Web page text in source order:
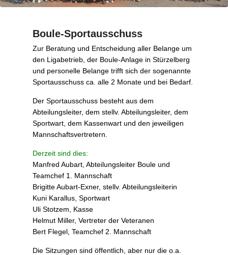
Boule-Sportausschuss
P
o
s
t
d
o
n
1
7
.
D
e
z
e
m
b
r
Zur Beratung und Entscheidung aller Belange um
den Ligabetrieb, der Boule-Anlage in Stürzelberg
und personelle Belange trifft sich der sogenannte
Sportausschuss ca. alle 2 Monate und bei Bedarf.
Der Sportausschuss besteht aus dem
Abteilungsleiter, dem stellv. Abteilungsleiter, dem
Sportwart, dem Kassenwart und den jeweiligen
Mannschaftsvertretern.
Derzeit sind dies:
Manfred Aubart, Abteilungsleiter Boule und
Teamchef 1. Mannschaft
Brigitte Aubart-Exner, stellv. Abteilungsleiterin
Kuni Karallus, Sportwart
Uli Stotzem, Kasse
Helmut Miller, Vertreter der Veteranen
Bert Flegel, Teamchef 2. Mannschaft
Die Sitzungen sind öffentlich, aber nur die o.a.